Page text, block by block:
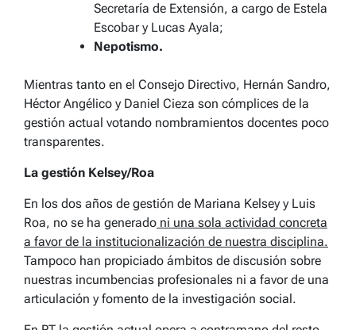
Secretaría de Extensión, a cargo de Estela
Escobar y Lucas Ayala;
Nepotismo.
Mientras tanto en el Consejo Directivo, Hernán Sandro,
Héctor Angélico y Daniel Cieza son cómplices de la
gestión actual votando nombramientos docentes poco
transparentes.
La gestión Kelsey/Roa
En los dos años de gestión de Mariana Kelsey y Luis
Roa, no se ha generado ni una sola actividad concreta
a favor de la institucionalización de nuestra disciplina.
Tampoco han propiciado ámbitos de discusión sobre
nuestras incumbencias profesionales ni a favor de una
articulación y fomento de la investigación social.